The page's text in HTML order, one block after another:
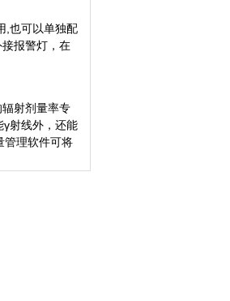
,也可以单独配
报警灯，在
射剂量率专
γ射线外，还能
管理软件可将